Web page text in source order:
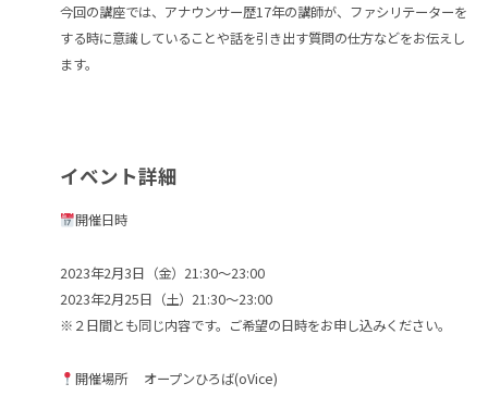
今回の講座では、アナウンサー歴17年の講師が、ファシリテーターを
する時に意識していることや話を引き出す質問の仕方などをお伝えし
ます。
イベント詳細
開催日時
2023年2月3日（金）21:30～23:00
2023年2月25日（土）21:30～23:00
※２日間とも同じ内容です。ご希望の日時をお申し込みください。
開催場所 オープンひろば(oVice)